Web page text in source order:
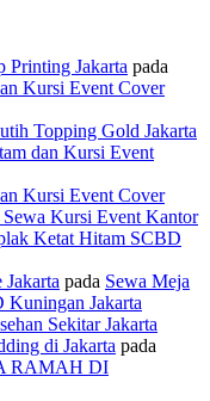
Printing Jakarta pada
Kursi Event Cover
Topping Gold Jakarta
dan Kursi Event
Kursi Event Cover
Kursi Event Kantor
Ketat Hitam SCBD
pada Sewa Meja
Jakarta
Sekitar Jakarta
di Jakarta pada
RAMAH DI